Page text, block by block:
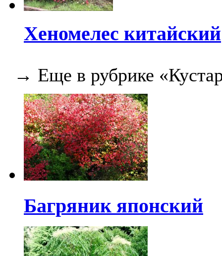
Хеномелес китайский
→ Еще в рубрике
Багряник японский